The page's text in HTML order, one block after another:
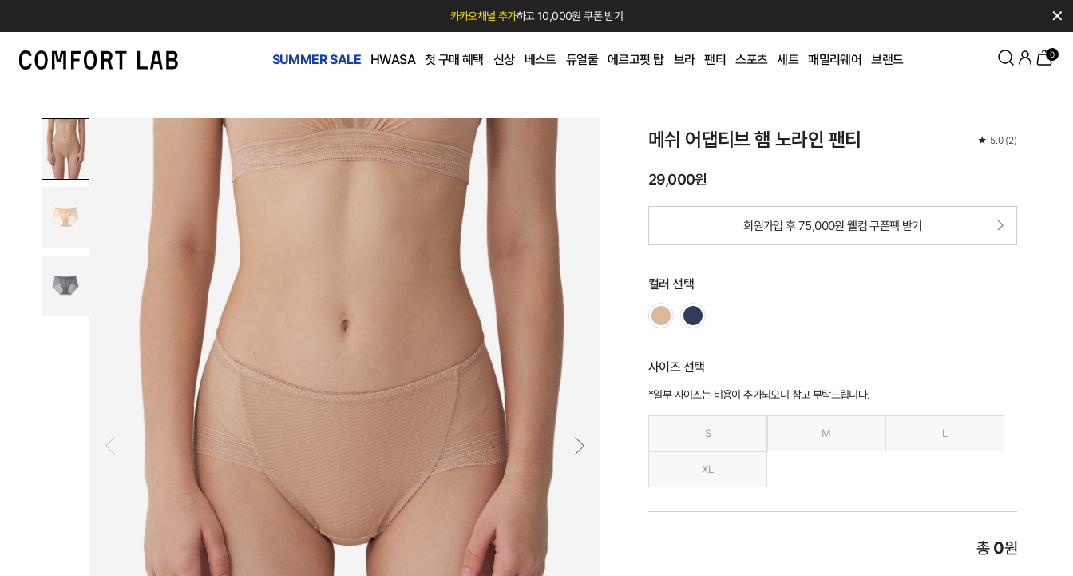
카카오채널 추가하고 10,000원 쿠폰 받기 ✕
SUMMER SALE HWASA 첫 구매 혜택 신상 베스트 듀얼쿨 에르고핏 탑 브라 팬티 스포츠 세트 패밀리웨어 브랜드 0
메쉬 어댑티브 햄 노라인 팬티 ★ 5.0 (2)
29,000원
회원가입 후 75,000원 웰컴 쿠폰팩 받기
컬러 선택
사이즈 선택
*일부 사이즈는 비용이 추가되오니 참고 부탁드립니다.
S M L
XL
총 0원